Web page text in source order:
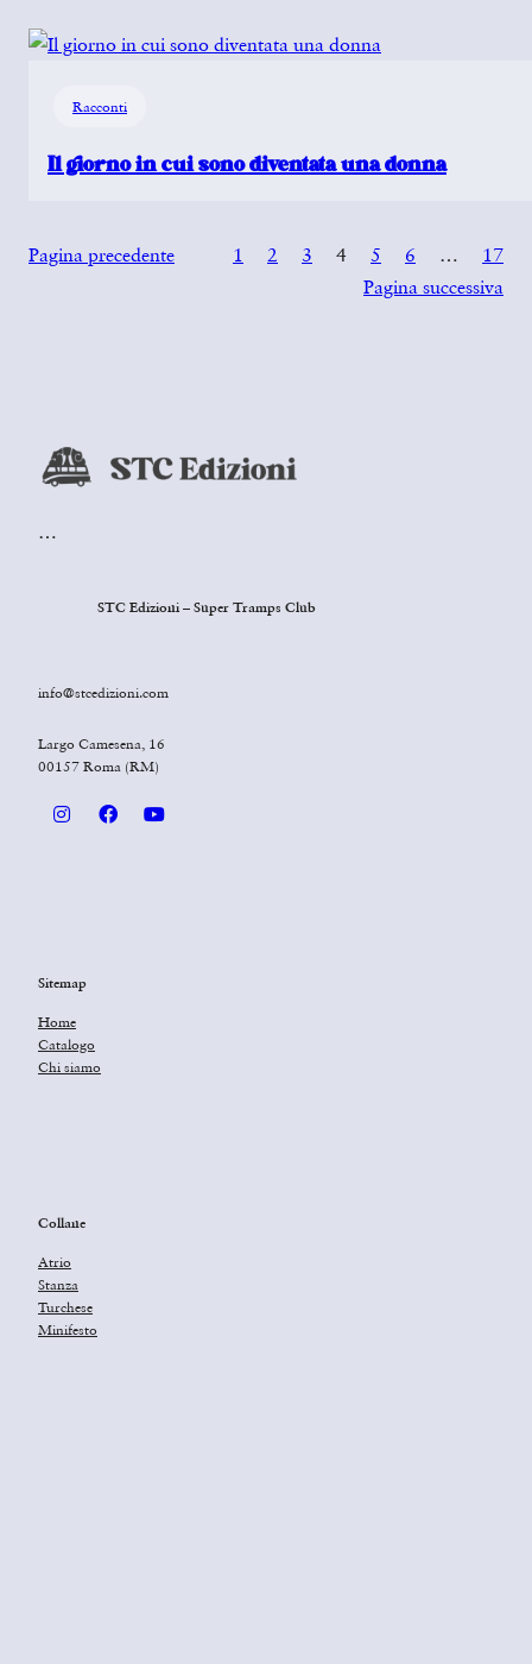
Racconti
Il giorno in cui sono diventata una donna
Pagina precedente 1 2 3 4 5 6 …
17
Pagina successiva
…
STC Edizioni – Super Tramps Club
info@stcedizioni.com
Largo Camesena, 16
00157 Roma (RM)
Sitemap
Home
Catalogo
Chi siamo
Collane
Atrio
Stanza
Turchese
Minifesto